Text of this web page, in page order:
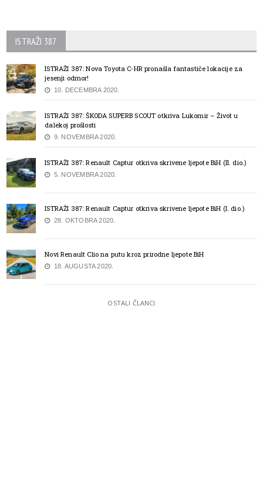
ISTRAŽI 387
ISTRAŽI 387: Nova Toyota C-HR pronašla fantastiče lokacije za
jesenji odmor!
10. DECEMBRA 2020.
ISTRAŽI 387: ŠKODA SUPERB SCOUT otkriva Lukomir – Život u
dalekoj prošlosti
9. NOVEMBRA 2020.
ISTRAŽI 387: Renault Captur otkriva skrivene ljepote BiH (II. dio.)
5. NOVEMBRA 2020.
ISTRAŽI 387: Renault Captur otkriva skrivene ljepote BiH (I. dio.)
28. OKTOBRA 2020.
Novi Renault Clio na putu kroz prirodne ljepote BiH
18. AUGUSTA 2020.
OSTALI ČLANCI